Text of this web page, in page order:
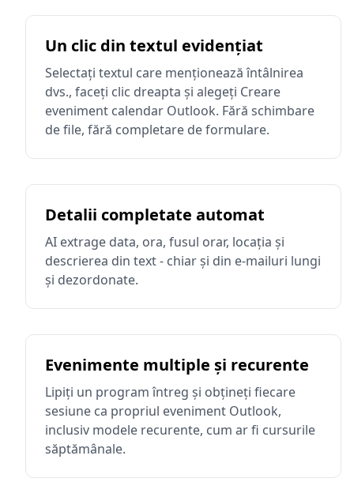
Un clic din textul evidențiat
Selectați textul care menționează întâlnirea
dvs., faceți clic dreapta și alegeți Creare
eveniment calendar Outlook. Fără schimbare
de file, fără completare de formulare.
Detalii completate automat
AI extrage data, ora, fusul orar, locația și
descrierea din text - chiar și din e-mailuri lungi
și dezordonate.
Evenimente multiple și recurente
Lipiți un program întreg și obțineți fiecare
sesiune ca propriul eveniment Outlook,
inclusiv modele recurente, cum ar fi cursurile
săptămânale.